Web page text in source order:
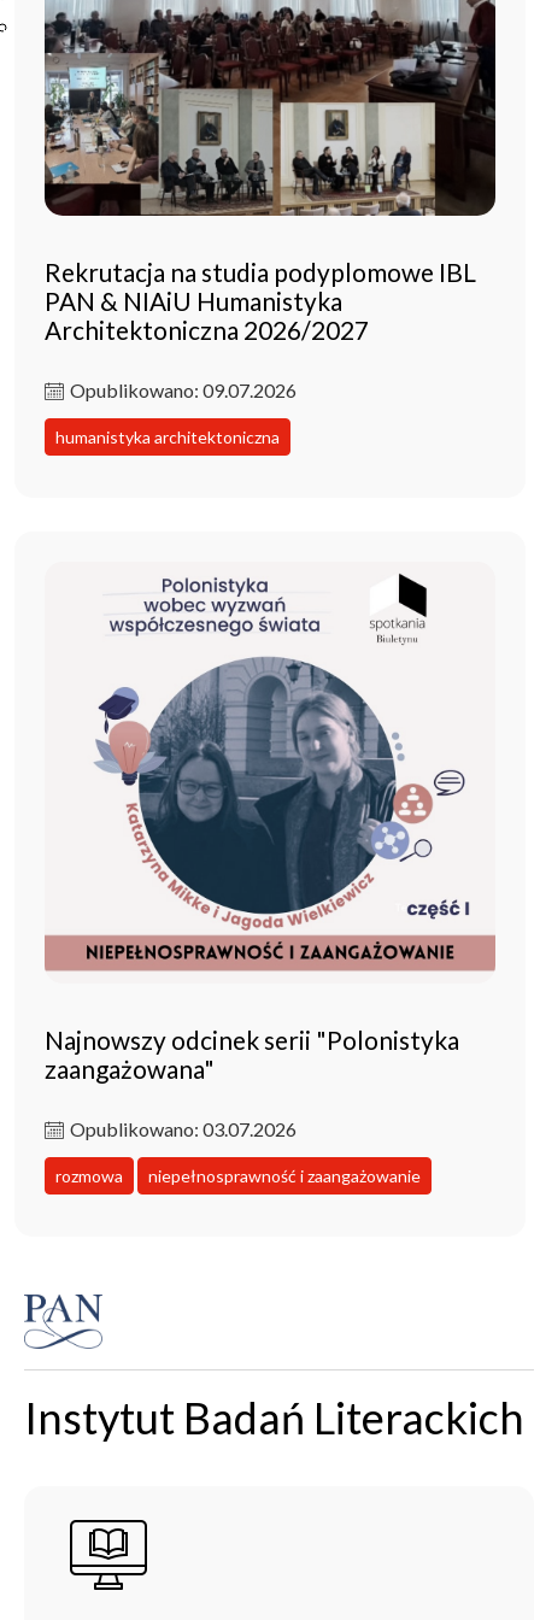
Poczta ibl.waw.pl
Kontakt
Rekrutacja na studia podyplomowe IBL
PAN & NIAiU Humanistyka
Architektoniczna 2026/2027
Opublikowano: 09.07.2026
humanistyka architektoniczna
Najnowszy odcinek serii "Polonistyka
zaangażowana"
Opublikowano: 03.07.2026
rozmowa niepełnosprawność i zaangażowanie
Instytut Badań Literackich